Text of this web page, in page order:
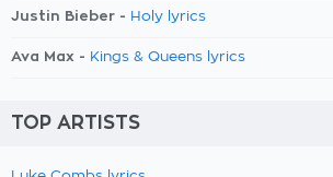
Justin Bieber - Holy lyrics
Ava Max - Kings & Queens lyrics
TOP ARTISTS